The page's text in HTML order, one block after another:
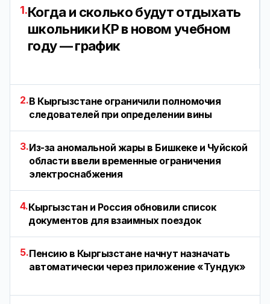
1.Когда и сколько будут отдыхать
школьники КР в новом учебном
году — график
2.В Кыргызстане ограничили полномочия
следователей при определении вины
3.Из-за аномальной жары в Бишкеке и Чуйской
области ввели временные ограничения
электроснабжения
4.Кыргызстан и Россия обновили список
документов для взаимных поездок
5.Пенсию в Кыргызстане начнут назначать
автоматически через приложение «Тундук»